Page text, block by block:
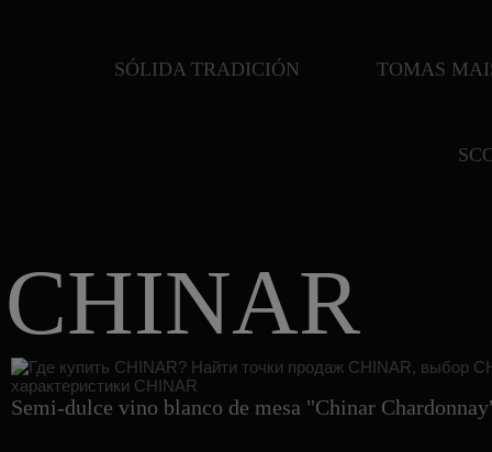
SÓLIDA TRADICIÓN TOMAS
CHINAR
Semi-dulce vino blanco de mesa "Chinar